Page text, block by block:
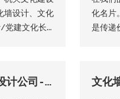
墙设计、文化
党建文化长
化名片
是传递
文化墙设计的重要性- 文化墙设计公司-河南旭宏文化发展有限公司